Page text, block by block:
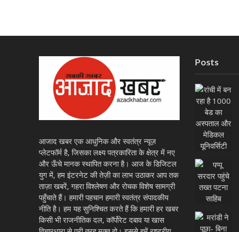
आजाद खबर एक आधुनिक और स्वतंत्र न्यूज़
प्लेटफॉर्म है, जिसका लक्ष्य पत्रकारिता के क्षेत्र में नए
और ऊँचे मानक स्थापित करना है। आज के डिजिटल
युग में, हम इंटरनेट की तेज़ी का लाभ उठाकर आप तक
ताज़ा खबरें, गहरा विश्लेषण और रोचक विशेष सामग्री
पहुँचाते हैं। हमारी पहचान हमारी स्वतंत्र संपादकीय
नीति है। हम यह सुनिश्चित करते हैं कि हमारी हर खबर
किसी भी राजनीतिक दल, कॉर्पोरेट दबाव या खास
Posts